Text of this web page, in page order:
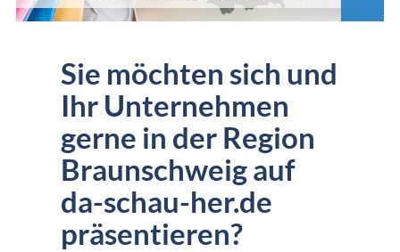
Sie möchten sich und
Ihr Unternehmen
gerne in der Region
Braunschweig auf
da-schau-her.de
präsentieren?